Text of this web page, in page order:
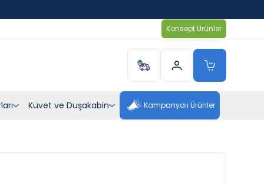
Konsept Ürünler
Küvet ve Duşakabin Kampanyalı Ürünler